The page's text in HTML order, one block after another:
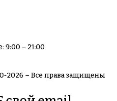
9:00 – 21:00
2026 – Все права защищены